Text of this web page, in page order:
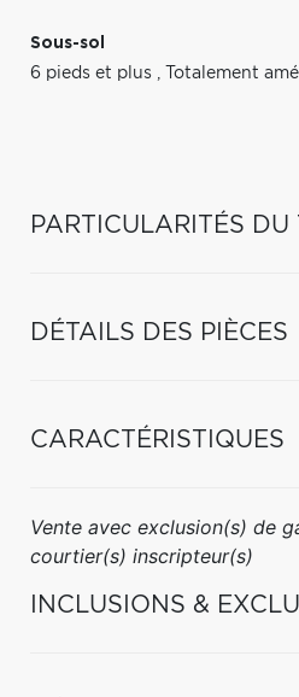
Sous-sol
6 pieds et plus , Totalement
PARTICULARITÉS DU
DÉTAILS DES PIÈCES
CARACTÉRISTIQUES
Vente avec exclusion(s) de
courtier(s) inscripteur(s)
INCLUSIONS &